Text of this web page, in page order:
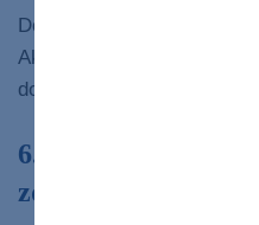
Dôležitá pre zdravie je
Ak mäso nejete vôbec,
dopĺňať aj vhodnými
6. Zlepší sa vám
zdravia